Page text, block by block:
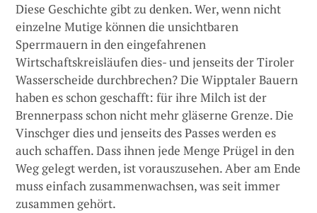
Diese Geschichte gibt zu denken. Wer, wenn nicht
einzelne Mutige können die unsichtbaren
Sperrmauern in den eingefahrenen
Wirtschaftskreisläufen dies- und jenseits der Tiroler
Wasserscheide durchbrechen? Die Wipptaler Bauern
haben es schon geschafft: für ihre Milch ist der
Brennerpass schon nicht mehr gläserne Grenze. Die
Vinschger dies und jenseits des Passes werden es
auch schaffen. Dass ihnen jede Menge Prügel in den
Weg gelegt werden, ist vorauszusehen. Aber am Ende
muss einfach zusammenwachsen, was seit immer
zusammen gehört.